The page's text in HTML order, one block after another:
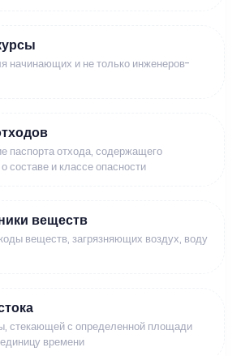
начинающих и не только инженеров-
паспорта отхода, содержащего
составе и классе опасности
веществ
веществ, загрязняющих воздух, воду
стекающей с определенной площади
времени